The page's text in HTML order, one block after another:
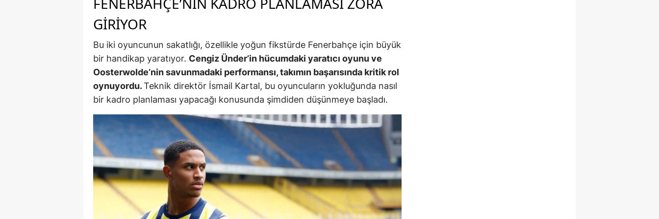
Karabük
Kilis
Osmaniye
Düzce
GIRIYOR
Bu iki oyuncunun sakatlığı, özellikle yoğun fikstürde Fenerbahçe için büyük
bir handikap yaratıyor. Cengiz Ünder’in hücumdaki yaratıcı oyunu ve
Oosterwolde’nin savunmadaki performansı, takımın başarısında kritik rol
oynuyordu.Teknik direktör İsmail Kartal, bu oyuncuların yokluğunda nasıl
bir kadro planlaması yapacağı konusunda şimdiden düşünmeye başladı.